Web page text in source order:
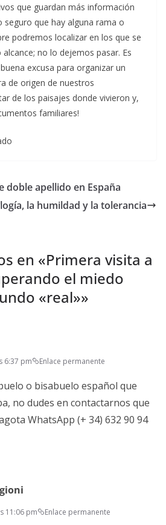
que guardan más información
seguro que hay alguna rama o
podremos localizar en los que se
no lo dejemos pasar. Es
excusa para organizar un
de origen de nuestros
de los paisajes donde vivieron y,
familiares!
doble apellido en España
la humildad y la tolerancia
en «Primera visita a
el miedo
«real»»
6:37 pm Enlace permanente
o bisabuelo español que
no dudes en contactarnos que
WhatsApp (+ 34) 632 90 94
11:06 pm Enlace permanente